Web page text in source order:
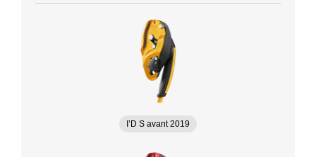
I’D S avant 2019